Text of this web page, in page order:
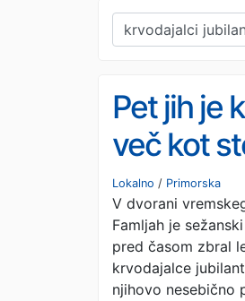
Pet jih je
več kot
Lokalno / Primorska
V dvorani
Famljah je
pred časom zbral
krvodajalce
njihovo nesebično